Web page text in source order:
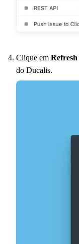
Clique em Refresh
do Ducalis.